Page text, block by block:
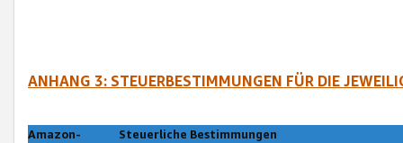
ANHANG 3: STEUERBESTIMMUNGEN FÜR DIE
Amazon-
Steuerliche Bestimmungen